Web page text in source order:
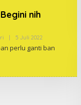
nih
5 Juli 2022Oleh
perlu ganti ban